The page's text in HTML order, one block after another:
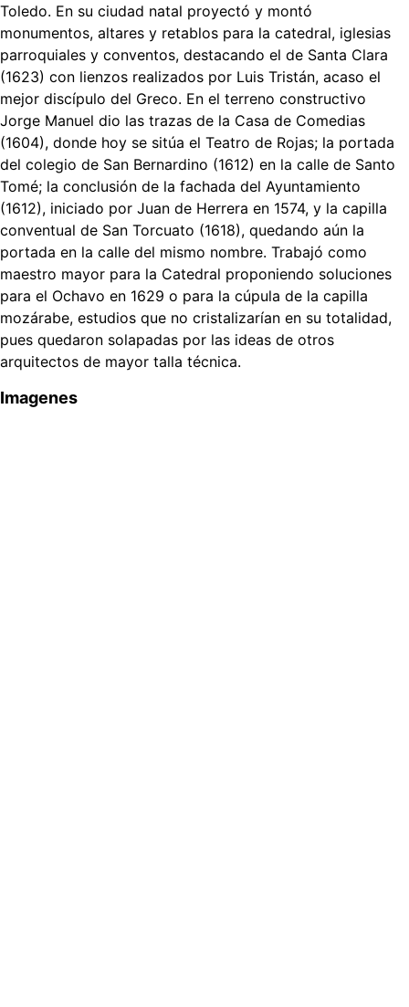
Toledo. En su ciudad natal proyectó y montó
monumentos, altares y retablos para la catedral, iglesias
parroquiales y conventos, destacando el de Santa Clara
(1623) con lienzos realizados por Luis Tristán, acaso el
mejor discípulo del Greco. En el terreno constructivo
Jorge Manuel dio las trazas de la Casa de Comedias
(1604), donde hoy se sitúa el Teatro de Rojas; la portada
del colegio de San Bernardino (1612) en la calle de Santo
Tomé; la conclusión de la fachada del Ayuntamiento
(1612), iniciado por Juan de Herrera en 1574, y la capilla
conventual de San Torcuato (1618), quedando aún la
portada en la calle del mismo nombre. Trabajó como
maestro mayor para la Catedral proponiendo soluciones
para el Ochavo en 1629 o para la cúpula de la capilla
mozárabe, estudios que no cristalizarían en su totalidad,
pues quedaron solapadas por las ideas de otros
arquitectos de mayor talla técnica.
Imagenes